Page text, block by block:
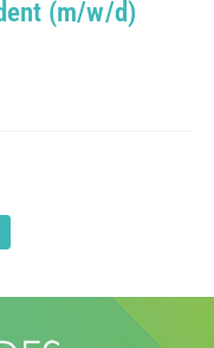
(m/w/d)